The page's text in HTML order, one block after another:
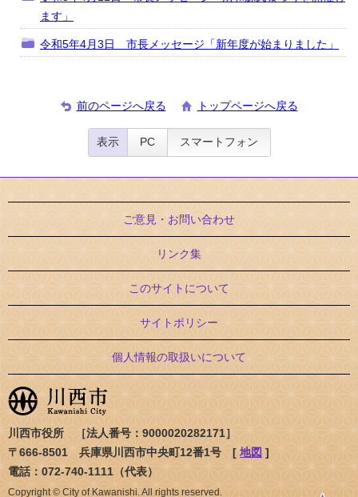
ます」
令和5年4月3日 市長メッセージ「新年度が始まりました」
前のページへ戻る トップページへ戻る
表示 PC スマートフォン
ご意見・お問い合わせ
リンク集
このサイトについて
サイトポリシー
個人情報の取扱いについて
川西市役所 ［法人番号：9000020282171］
〒666-8501 兵庫県川西市中央町12番1号 [ 地図 ]
電話：072-740-1111（代表）
Copyright © City of Kawanishi. All rights reserved.